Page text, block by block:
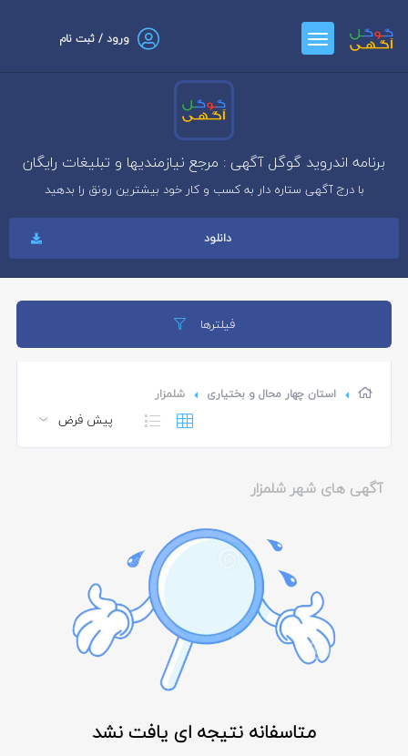
ورود / ثبت نام
برنامه اندروید گوگل آگهی : مرجع نیازمندیها و تبلیغات رایگان
با درج آگهی ستاره دار به کسب و کار خود بیشترین رونق را بدهید
دانلود
فیلترها
استان چهار محال و بختیاری شلمزار
آگهی های شهر شلمزار
متاسفانه نتیجه ای یافت نشد